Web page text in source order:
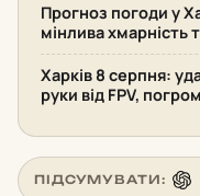
Прогноз погоди у
мінлива хмарність
Харків 8 серпня:
руки від FPV,
ПІДСУМУВАТИ: